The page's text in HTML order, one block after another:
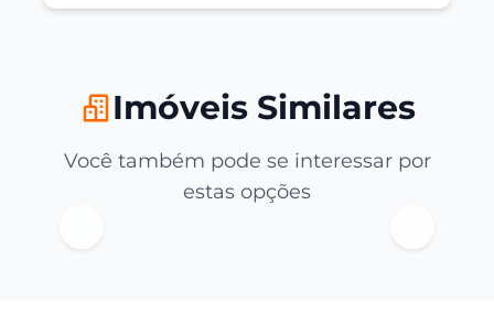
Imóveis Similares
Você também pode se interessar por
estas opções